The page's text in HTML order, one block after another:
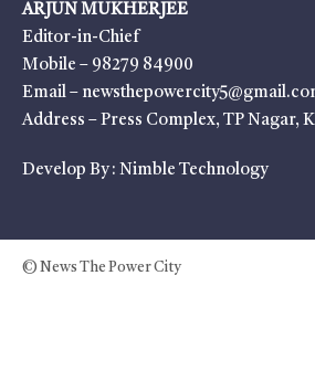
ARJUN MUKHERJEE
Editor-in-Chief
Mobile – 98279 84900
Email –
Address – Press Complex, TP Nagar,
Develop By : Nimble Technology
© News The Power City